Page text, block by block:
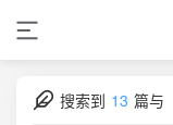
搜索到 13 篇与